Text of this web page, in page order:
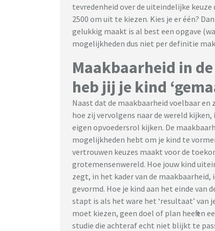
tevredenheid over de uiteindelijke
2500 om uit te kiezen. Kies je er één?
gelukkig maakt is al best een opgave
mogelijkheden dus niet per definitie
Maakbaarheid in
heb jij je kind
Naast dat de maakbaarheid voelbaar en
hoe zij vervolgens naar de wereld
eigen opvoedersrol kijken. De
mogelijkheden hebt om je kind te
vertrouwen keuzes maakt voor de
grotemensenwereld. Hoe jouw kind
zegt, in het kader van de
gevormd. Hoe je kind aan het einde
stapt is als het ware het ‘resultaat’ van
moet kiezen, geen doel of plan heeft en
studie die achteraf echt niet blijkt te